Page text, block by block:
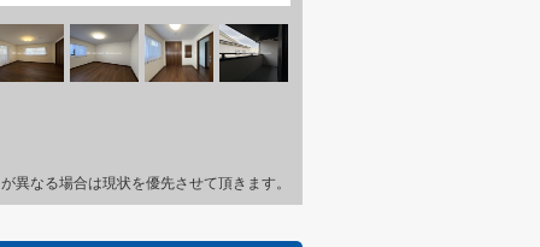
異なる場合は現状を優先させて頂きます。